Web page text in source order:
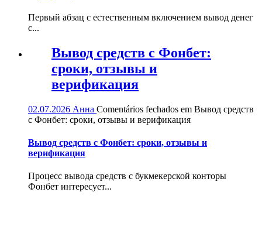
Первый абзац с естественным включением вывод денег
с...
Вывод средств с Фонбет:
сроки, отзывы и
верификация
02.07.2026 Анна Comentários fechados em Вывод средств
с Фонбет: сроки, отзывы и верификация
Вывод средств с Фонбет: сроки, отзывы и
верификация
Процесс вывода средств с букмекерской конторы
Фонбет интересует...